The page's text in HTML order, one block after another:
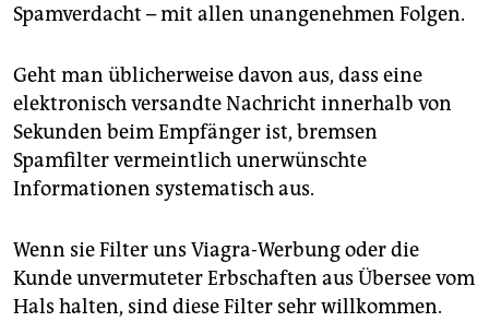
Spamverdacht – mit allen unangenehmen Folgen.
Geht man üblicherweise davon aus, dass eine
elektronisch versandte Nachricht innerhalb von
Sekunden beim Empfänger ist, bremsen
Spamfilter vermeintlich unerwünschte
Informationen systematisch aus.
Wenn sie Filter uns Viagra-Werbung oder die
Kunde unvermuteter Erbschaften aus Übersee vom
Hals halten, sind diese Filter sehr willkommen.